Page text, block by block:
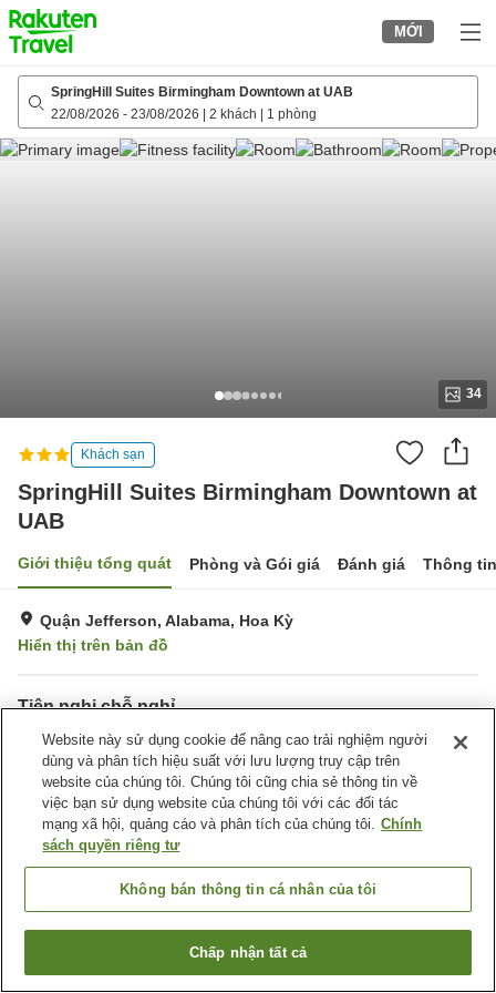
to
top
page
MỚI
SpringHill Suites Birmingham Downtown at UAB
22/08/2026 - 23/08/2026 2 khách 1 phòng
34
Khách sạn
SpringHill Suites Birmingham Downtown at
UAB
Giới thiệu tổng quát Phòng và Gói giá Đánh giá Thông
Quận Jefferson, Alabama, Hoa Kỳ
Hiển thị trên bản đồ
Tiện nghi chỗ nghỉ
Bar
Hoàn toàn không hút thuốc
Tiện nghi văn phòng
Nhà thi đấu
Trang chủ Hoa Kỳ Alabama
Quận Jefferson
SpringHill Suites Birmingham Downtown at UAB
Tìm phòng trống
Website này sử dụng cookie để nâng cao trải nghiệm người
dùng và phân tích hiệu suất với lưu lượng truy cập trên
website của chúng tôi. Chúng tôi cũng chia sẻ thông tin về
việc bạn sử dụng website của chúng tôi với các đối tác
mạng xã hội, quảng cáo và phân tích của chúng tôi. Chính
sách quyền riêng tư
Không bán thông tin cá nhân của tôi
Chấp nhận tất cả